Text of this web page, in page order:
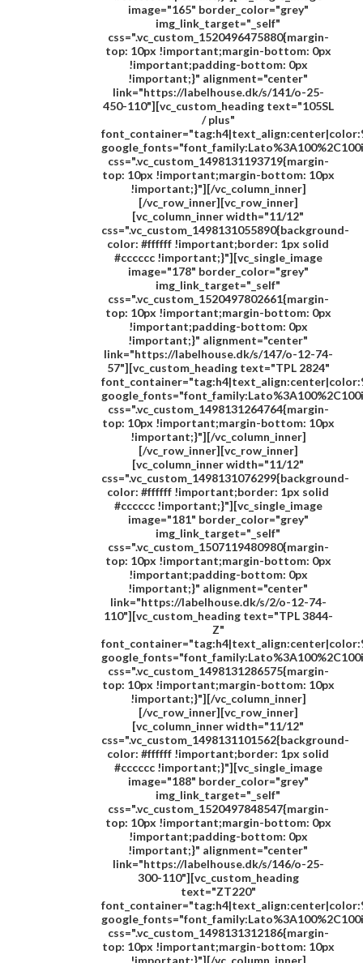
image="165" border_color="grey"
img_link_target="_self"
css=".vc_custom_1520496475880{margin-
top: 10px !important;margin-bottom: 0px
!important;padding-bottom: 0px
!important;}" alignment="center"
link="https://labelhouse.dk/s/141/o-25-
450-110"][vc_custom_heading text="105SL
/ plus"
css=".vc_custom_1498131193719{margin-
top: 10px !important;margin-bottom: 10px
!important;}"][/vc_column_inner]
[/vc_row_inner][vc_row_inner]
[vc_column_inner width="11/12"
css=".vc_custom_1498131055890{background-
color: #ffffff !important;border: 1px solid
#cccccc !important;}"][vc_single_image
image="178" border_color="grey"
img_link_target="_self"
css=".vc_custom_1520497802661{margin-
top: 10px !important;margin-bottom: 0px
!important;padding-bottom: 0px
!important;}" alignment="center"
link="https://labelhouse.dk/s/147/o-12-74-
57"][vc_custom_heading text="TPL 2824"
css=".vc_custom_1498131264764{margin-
top: 10px !important;margin-bottom: 10px
!important;}"][/vc_column_inner]
[/vc_row_inner][vc_row_inner]
[vc_column_inner width="11/12"
css=".vc_custom_1498131076299{background-
color: #ffffff !important;border: 1px solid
#cccccc !important;}"][vc_single_image
image="181" border_color="grey"
img_link_target="_self"
css=".vc_custom_1507119480980{margin-
top: 10px !important;margin-bottom: 0px
!important;padding-bottom: 0px
!important;}" alignment="center"
link="https://labelhouse.dk/s/2/o-12-74-
110"][vc_custom_heading text="TPL 3844-
Z"
css=".vc_custom_1498131286575{margin-
top: 10px !important;margin-bottom: 10px
!important;}"][/vc_column_inner]
[/vc_row_inner][vc_row_inner]
[vc_column_inner width="11/12"
css=".vc_custom_1498131101562{background-
color: #ffffff !important;border: 1px solid
#cccccc !important;}"][vc_single_image
image="188" border_color="grey"
img_link_target="_self"
css=".vc_custom_1520497848547{margin-
top: 10px !important;margin-bottom: 0px
!important;padding-bottom: 0px
!important;}" alignment="center"
link="https://labelhouse.dk/s/146/o-25-
300-110"][vc_custom_heading
text="ZT220"
css=".vc_custom_1498131312186{margin-
top: 10px !important;margin-bottom: 10px
!important;}"][/vc_column_inner]